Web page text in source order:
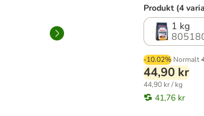
Produkt (4
1 kg
-10.02% Normalt
44,90 kr
44,90 kr / kg
41,76 kr